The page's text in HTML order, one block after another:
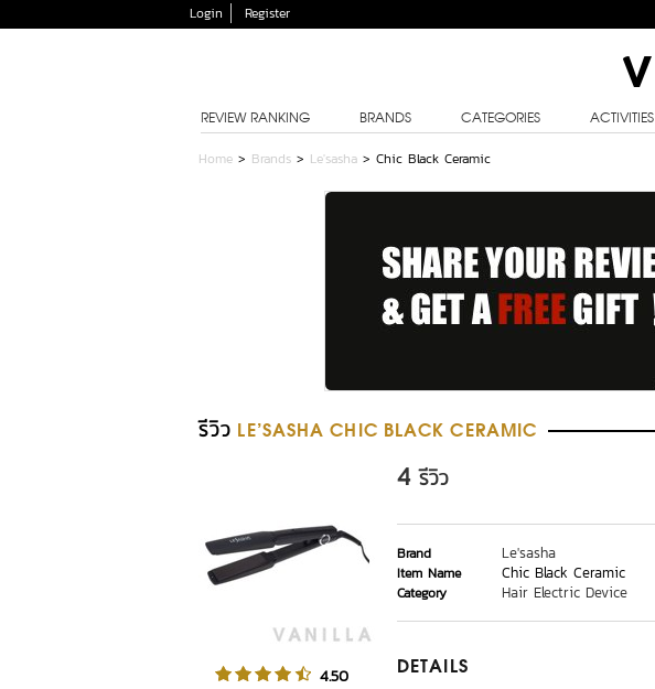
Login Register
REVIEW RANKING BRANDS CATEGORIES ACTIVITIES
Home > Brands > Le'sasha > Chic Black Ceramic
รีวิว LE'SASHA CHIC BLACK CERAMIC
4.50
4 รีวิว
Brand Le'sasha
Item Name Chic Black Ceramic
Category Hair Electric Device
DETAILS